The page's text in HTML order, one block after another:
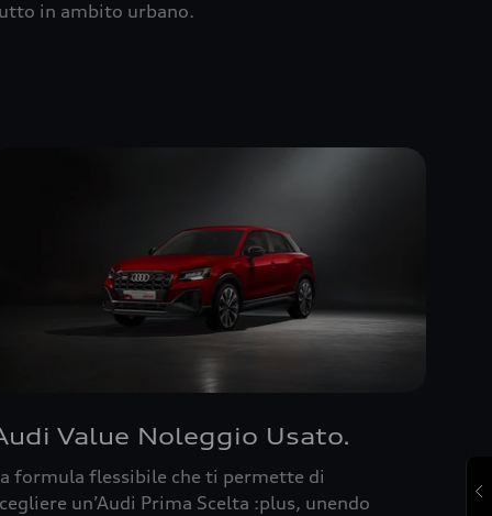
in ambito urbano.
Value Noleggio Usato.
formula flessibile che ti permette di
un’Audi Prima Scelta :plus, unendo